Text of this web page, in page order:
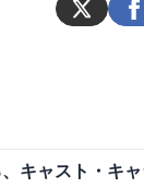
キャスト・キャ